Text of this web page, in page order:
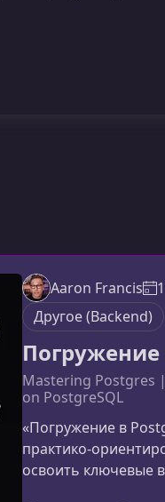
Aaron Francis
Другое (Backend)
Погружение
Mastering Postgres
on PostgreSQL
«Погружение в
освоить ключевые
научиться